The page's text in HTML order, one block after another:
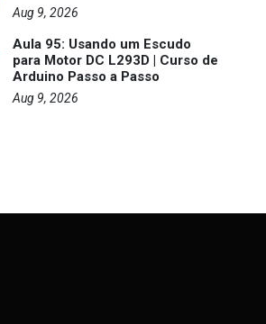
Aug 9, 2026
Aula 95: Usando um Escudo
para Motor DC L293D | Curso de
Arduino Passo a Passo
Aug 9, 2026